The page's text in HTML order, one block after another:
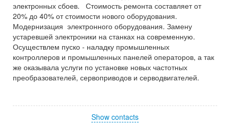
электронных сбоев. Стоимость ремонта составляет от
20% до 40% от стоимости нового оборудования.
Модернизация электронного оборудования. Замену
устаревшей электроники на станках на современную.
Осуществлем пуско - наладку промышленных
контроллеров и промышленных панелей операторов, а так
же оказывала услуги по установке новых частотных
преобразователей, сервоприводов и серводвигателей.
Show contacts